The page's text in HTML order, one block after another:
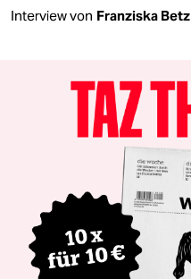
Interview von Franziska Betz